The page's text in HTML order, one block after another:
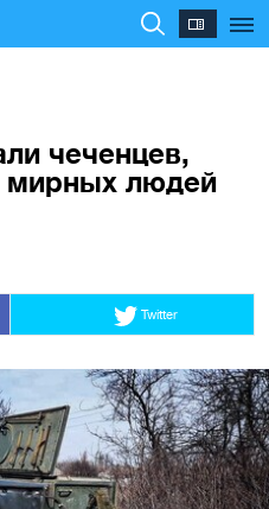
чеченцев,
мирных людей
Twitter